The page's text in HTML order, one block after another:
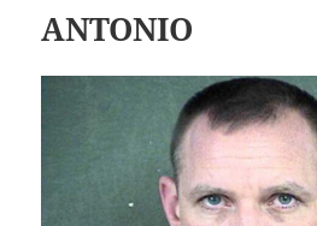
ANTONIO